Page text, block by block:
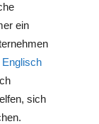
ein
Englisch
sich